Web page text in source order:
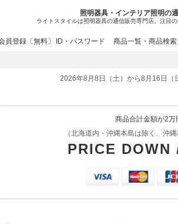
照明器具・インテリア照明の
ライトスタイルは照明器具の通信販売専門店。注目
員登録〔無料〕 ID・パスワード 商品一覧・商品検索
2026年8月8日（土）から8月16日（
商品合計金額が2万
（北海道内・沖縄本島は除く、沖
PRICE DOWN